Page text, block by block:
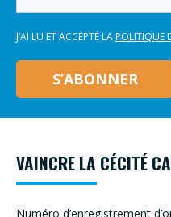
J’AI LU ET ACCEPTÉ LA POLITIQUE
VAINCRE LA CÉCITÉ
Numéro d’enregistrement